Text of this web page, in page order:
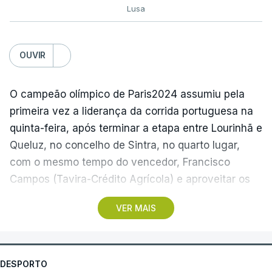
Lusa
OUVIR
VER MAIS
O campeão olímpico de Paris2024 assumiu pela
primeira vez a liderança da corrida portuguesa na
quinta-feira, após terminar a etapa entre Lourinhã e
Queluz, no concelho de Sintra, no quarto lugar,
com o mesmo tempo do vencedor, Francisco
Campos (Tavira-Crédito Agrícola) e aproveitar os
05.28 minutos perdidos pelo colega Julius
Johansen, vencedor do prólogo, para envergar a
Três anos depois da etapa que ligou Sines e Loulé,
DESPORTO